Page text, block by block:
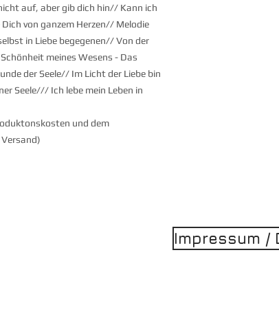
auf, aber gib dich hin// Kann ich
von ganzem Herzen// Melodie
in Liebe begegenen// Von der
meines Wesens - Das
der Seele// Im Licht der Liebe bin
Seele/// Ich lebe mein Leben in
und dem
Impressum /